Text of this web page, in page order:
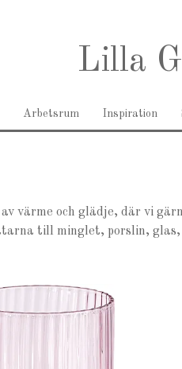
Lilla
Arbetsrum Inspiration
värme och glädje, där vi
till minglet, porslin,